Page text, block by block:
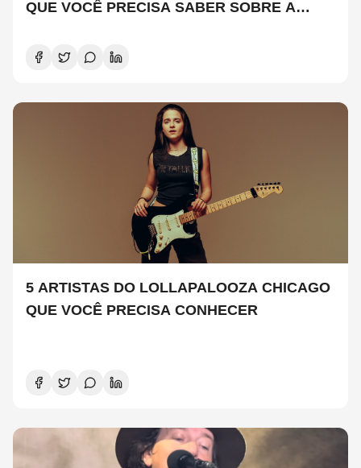
QUE VOCÊ PRECISA SABER SOBRE A
5 ARTISTAS DO LOLLAPALOOZA CHICAGO
QUE VOCÊ PRECISA CONHECER